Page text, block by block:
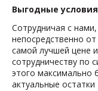
Выгодные
Сотрудничая с
непосредственно
самой лучшей цене
сотрудничеству по
этого максимально
актуальные